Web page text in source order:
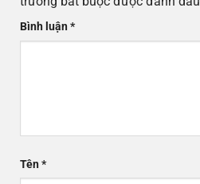
Bình luận*
Tên*